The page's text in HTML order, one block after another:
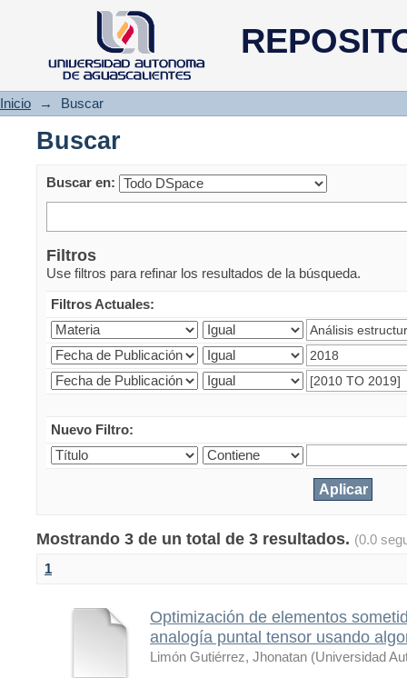
Buscar
Inicio → Buscar
Buscar
Buscar en:
Filtros
Use filtros para refinar los resultados de la búsqueda.
Filtros Actuales:
Nuevo Filtro:
Mostrando 3 de un total de 3 resultados. (0.0
1
Optimización de elementos
analogía puntal tensor usando
Limón Gutiérrez, Jhonatan (Universidad